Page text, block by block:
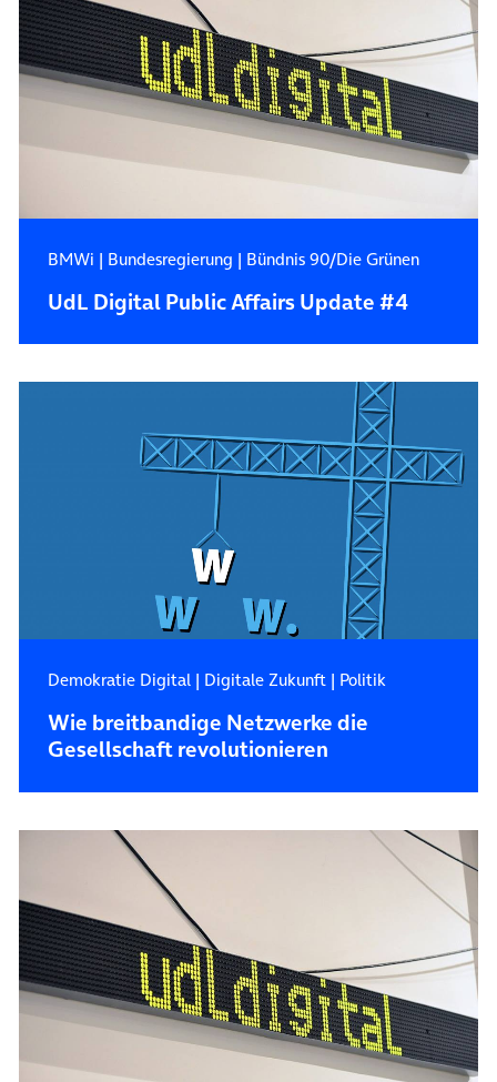
BMWi | Bundesregierung | Bündnis 90/Die Grünen
UdL Digital Public Affairs Update #4
Demokratie Digital| Digitale Zukunft| Politik
Wie breitbandige Netzwerke die
Gesellschaft revolutionieren